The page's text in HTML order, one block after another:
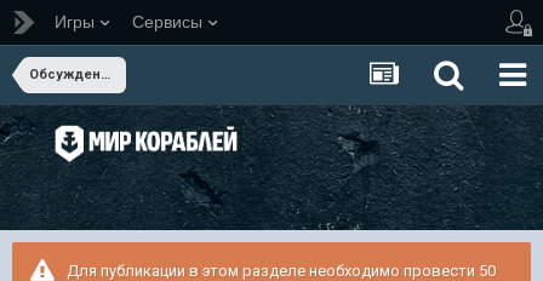
Игры Сервисы
Обсуждение Мира Кораблей
Для публикации в этом разделе необходимо провести 50